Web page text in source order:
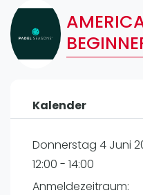
Verschiedenes
Veranstaltungen
Playtomic
Ranking
Männer
Frauen
Kalender
Donnerstag 4 Juni
12:00 - 14:00
Anmeldezeitraum: